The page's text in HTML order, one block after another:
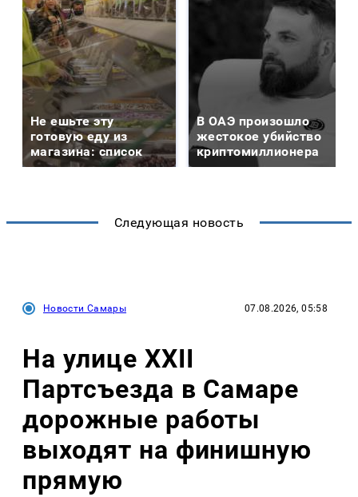
Не ешьте эту
готовую еду из
магазина: список
В ОАЭ произошло
жестокое убийство
криптомиллионера
Следующая новость
Новости Самары 07.08.2026, 05:58
На улице XXII
Партсъезда в Самаре
дорожные работы
выходят на финишную
прямую